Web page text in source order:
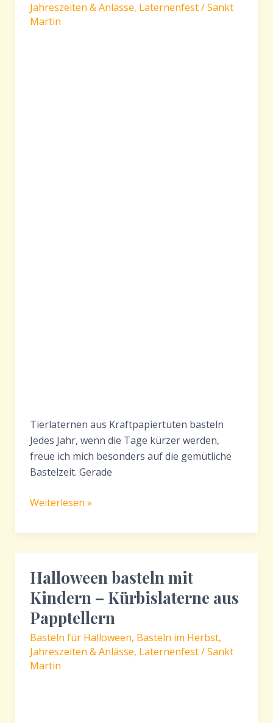
Jahreszeiten & Anlässe, Laternenfest / Sankt
Martin
Tierlaternen aus Kraftpapiertüten basteln
Jedes Jahr, wenn die Tage kürzer werden,
freue ich mich besonders auf die gemütliche
Bastelzeit. Gerade
Tierlaternen
Kraftpapiertüten
basteln
Fuchs,
Eule
&
Löwe
Weiterlesen »
Halloween basteln mit
Kindern – Kürbislaterne aus
Papptellern
Basteln für Halloween, Basteln im Herbst,
Jahreszeiten & Anlässe, Laternenfest / Sankt
Martin